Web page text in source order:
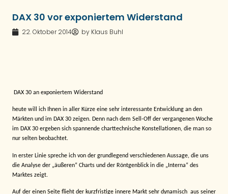
DAX 30 vor exponiertem Widerstand
22. Oktober 2014 by Klaus Buhl
DAX 30 an exponiertem Widerstand
heute will ich Ihnen in aller Kürze eine sehr interessante Entwicklung an den
Märkten und im DAX 30 zeigen. Denn nach dem Sell-Off der vergangenen Woche
im DAX 30 ergeben sich spannende charttechnische Konstellationen, die man so
nur selten beobachtet.
In erster Linie spreche ich von der grundlegend verschiedenen Aussage, die uns
die Analyse der „äußeren“ Charts und der Röntgenblick in die „Interna“ des
Marktes zeigt.
Auf der einen Seite flieht der kurzfristige innere Markt sehr dynamisch aus seiner